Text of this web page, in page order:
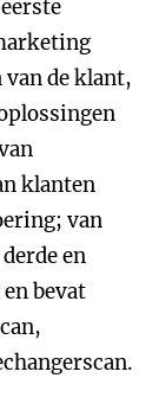
van de klant,
klanten
van
en
bevat